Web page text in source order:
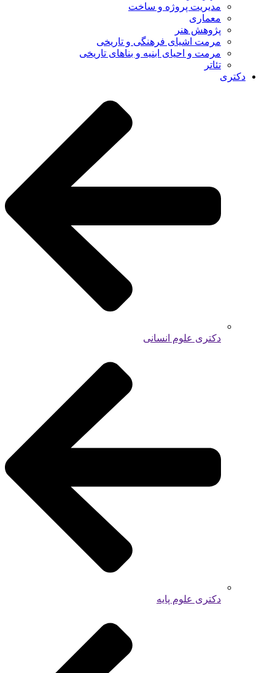
مدیریت پروژه و ساخت
معماری
پژوهش هنر
مرمت اشیای فرهنگی و تاریخی
مرمت و احیای ابنیه و بناهای تاریخی
تئاتر
دکتری
دکتری علوم انسانی
دکتری علوم پایه